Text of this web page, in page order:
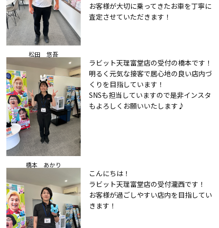
松田 悠吾
お客様が大切に乗ってきたお車を丁寧に
査定させていただきます！
橋本 あかり
ラビット天理富堂店の受付の橋本です！
明るく元気な接客で居心地の良い店内づ
くりを目指しています！
SNSも担当していますので是非インスタ
もよろしくお願いいたします♪
こんにちは！
ラビット天理富堂店の受付瀧西です！
お客様が過ごしやすい店内を目指してい
きます！